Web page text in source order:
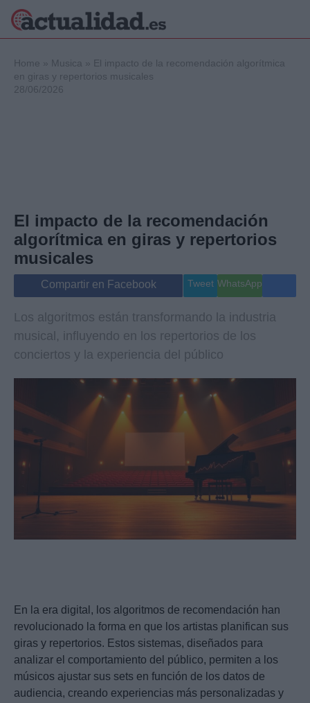
Internacional
Viajes
Gente
Musica
Home » Musica » El impacto de la recomendación algorítmica
en giras y repertorios musicales
28/06/2026
El impacto de la recomendación
algorítmica en giras y repertorios
musicales
Compartir en Facebook Tweet WhatsApp
Los algoritmos están transformando la industria
musical, influyendo en los repertorios de los
conciertos y la experiencia del público
En la era digital, los algoritmos de recomendación han
revolucionado la forma en que los artistas planifican sus
giras y repertorios. Estos sistemas, diseñados para
analizar el comportamiento del público, permiten a los
músicos ajustar sus sets en función de los datos de
audiencia, creando experiencias más personalizadas y